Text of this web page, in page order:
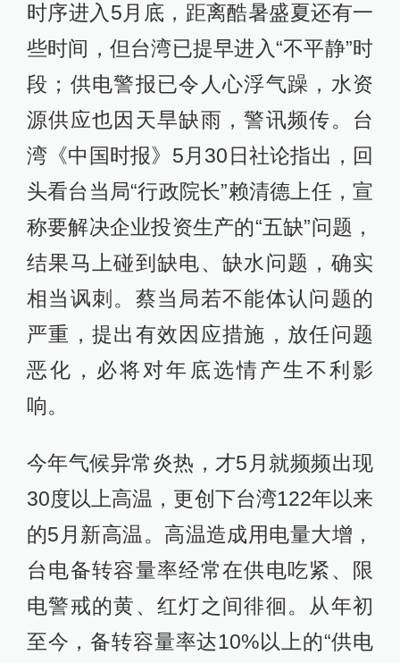
时序进入5月底，距离酷暑盛夏还有一
些时间，但台湾已提早进入“不平静”时
段；供电警报已令人心浮气躁，水资
源供应也因天旱缺雨，警讯频传。台
湾《中国时报》5月30日社论指出，回
头看台当局“行政院长”赖清德上任，宣
称要解决企业投资生产的“五缺”问题，
结果马上碰到缺电、缺水问题，确实
相当讽刺。蔡当局若不能体认问题的
严重，提出有效因应措施，放任问题
恶化，必将对年底选情产生不利影
响。
今年气候异常炎热，才5月就频频出现
30度以上高温，更创下台湾122年以来
的5月新高温。高温造成用电量大增，
台电备转容量率经常在供电吃紧、限
电警戒的黄、红灯之间徘徊。从年初
至今，备转容量率达10%以上的“供电